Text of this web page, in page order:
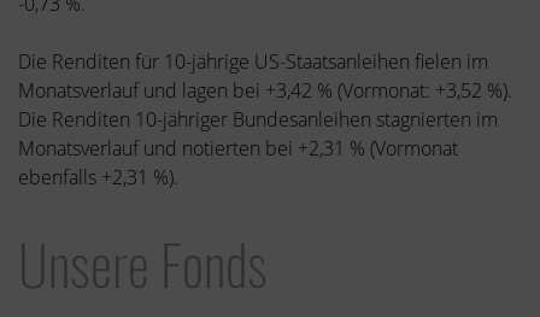
Die Renditen für 10-jährige US-Staatsanleihen fielen im
Monatsverlauf und lagen bei +3,42 % (Vormonat: +3,52 %).
Die Renditen 10-jähriger Bundesanleihen stagnierten im
Monatsverlauf und notierten bei +2,31 % (Vormonat
ebenfalls +2,31 %).
Unsere Fonds